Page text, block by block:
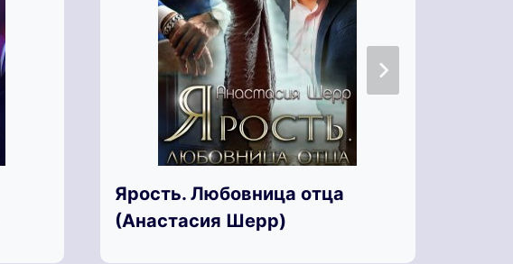
Ярость. Любовница отца
(Анастасия Шерр)